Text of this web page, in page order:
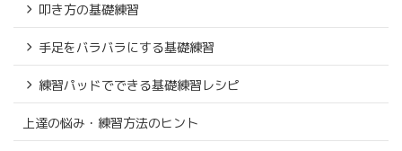
叩き方の基礎練習
手足をバラバラにする基礎練習
練習パッドでできる基礎練習レシピ
上達の悩み・練習方法のヒント